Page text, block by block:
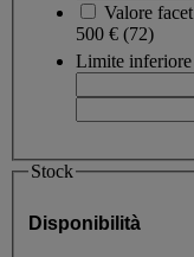
Valore facet
500 € (72)
Limite inferiore
Stock
Disponibilità